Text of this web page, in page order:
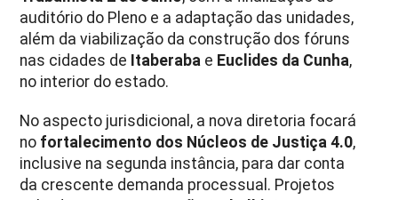
auditório do Pleno e a adaptação das unidades,
além da viabilização da construção dos fóruns
nas cidades de Itaberaba e Euclides da Cunha,
no interior do estado.
No aspecto jurisdicional, a nova diretoria focará
no fortalecimento dos Núcleos de Justiça 4.0,
inclusive na segunda instância, para dar conta
da crescente demanda processual. Projetos